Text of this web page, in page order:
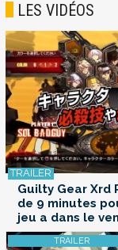
LES VIDÉOS
Guilty Gear Xrd
de 9 minutes
jeu a dans le